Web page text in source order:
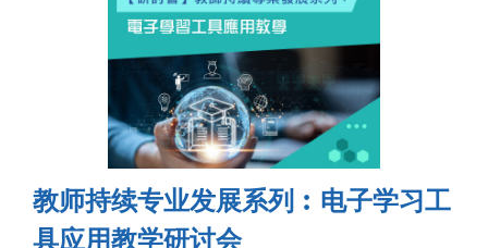
教师持续专业发展系列︰电子学习工
具应用教学研讨会